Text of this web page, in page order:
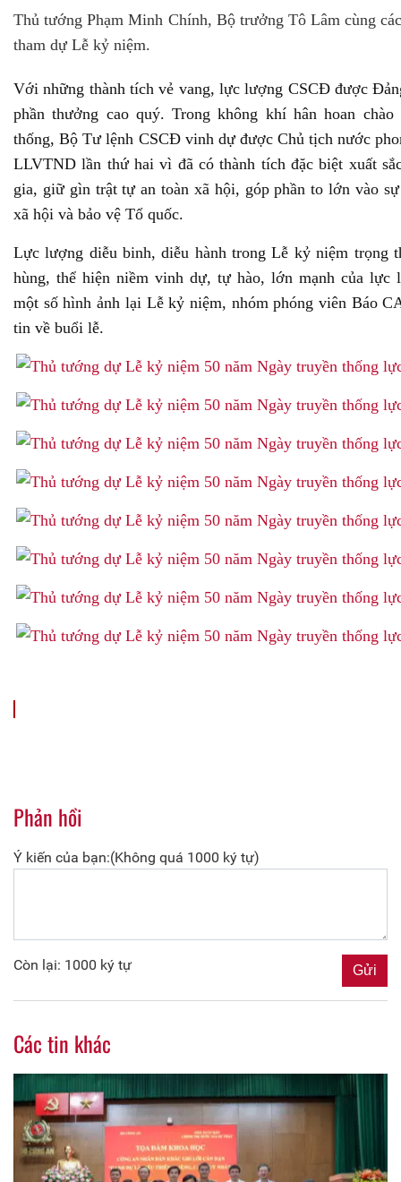
Thủ tướng Phạm Minh Chính, Bộ trưởng Tô Lâm cùng
tham dự Lễ kỷ niệm.
Với những thành tích vẻ vang, lực lượng CSCĐ được
phần thưởng cao quý. Trong không khí hân hoan
thống, Bộ Tư lệnh CSCĐ vinh dự được Chủ tịch nước
LLVTND lần thứ hai vì đã có thành tích đặc biệt xuất
gia, giữ gìn trật tự an toàn xã hội, góp phần to lớn vào
xã hội và bảo vệ Tổ quốc.
Lực lượng diễu binh, diễu hành trong Lễ kỷ niệm trọng
hùng, thể hiện niềm vinh dự, tự hào, lớn mạnh của
một số hình ảnh lại Lễ kỷ niệm, nhóm phóng viên Báo
tin về buổi lễ.
Phản hồi
Ý kiến của bạn:(Không quá 1000 ký tự)
Còn lại: 1000 ký tự
Các tin khác